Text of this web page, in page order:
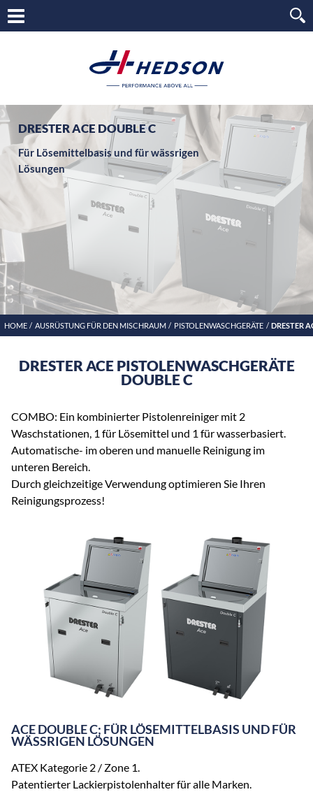
DRESTER ACE DOUBLE C
Für Lösemittelbasis und für wässrigen
Lösungen
HOME AUSRÜSTUNG FÜR DEN MISCHRAUM PISTOLENWASCHGERÄTE DRESTER
DRESTER ACE PISTOLENWASCHGERÄTE
DOUBLE C
COMBO: Ein kombinierter Pistolenreiniger mit 2
Waschstationen, 1 für Lösemittel und 1 für wasserbasiert.
Automatische- im oberen und manuelle Reinigung im
unteren Bereich.
Durch gleichzeitige Verwendung optimieren Sie Ihren
Reinigungsprozess!
ACE DOUBLE C; FÜR LÖSEMITTELBASIS UND FÜR
WÄSSRIGEN LÖSUNGEN
ATEX Kategorie 2 / Zone 1.
Patentierter Lackierpistolenhalter für alle Marken.